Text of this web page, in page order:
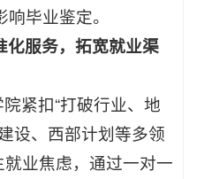
毕业鉴定。
化服务，拓宽就业渠
紧扣“打破行业、地
设、西部计划等多领
业焦虑，通过一对一